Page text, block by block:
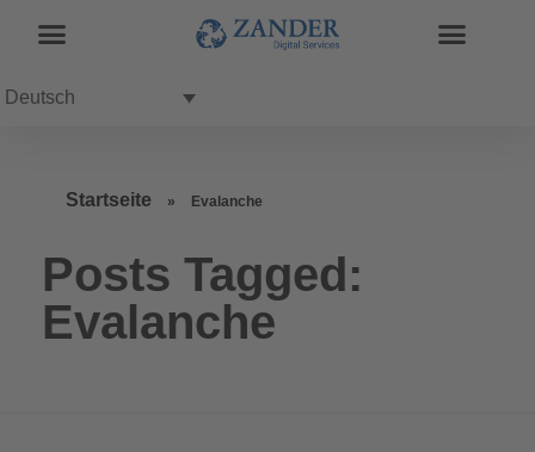
Deutsch
Startseite » Evalanche
Posts Tagged:
Evalanche